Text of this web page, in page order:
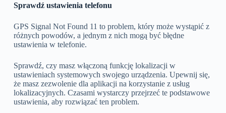
Sprawdź ustawienia telefonu
GPS Signal Not Found 11 to problem, który może wystąpić z
różnych powodów, a jednym z nich mogą być błędne
ustawienia w telefonie.
Sprawdź, czy masz włączoną funkcję lokalizacji w
ustawieniach systemowych swojego urządzenia. Upewnij się,
że masz zezwolenie dla aplikacji na korzystanie z usług
lokalizacyjnych. Czasami wystarczy przejrzeć te podstawowe
ustawienia, aby rozwiązać ten problem.